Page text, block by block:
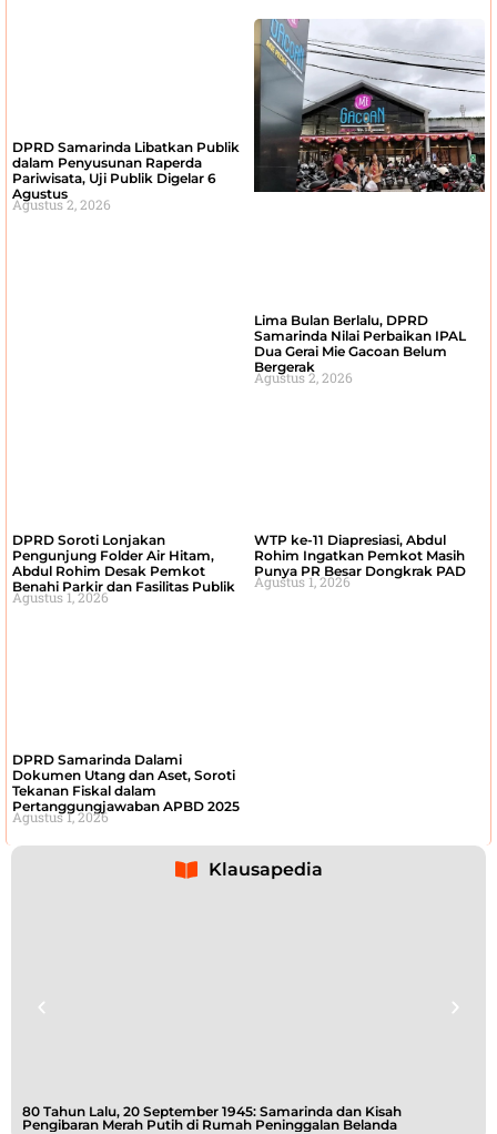
DPRD Samarinda Libatkan Publik
dalam Penyusunan Raperda
Pariwisata, Uji Publik Digelar 6
Agustus
Agustus 2, 2026
Lima Bulan Berlalu, DPRD
Samarinda Nilai Perbaikan IPAL
Dua Gerai Mie Gacoan Belum
Bergerak
Agustus 2, 2026
DPRD Soroti Lonjakan
Pengunjung Folder Air Hitam,
Abdul Rohim Desak Pemkot
Benahi Parkir dan Fasilitas Publik
Agustus 1, 2026
WTP ke-11 Diapresiasi, Abdul
Rohim Ingatkan Pemkot Masih
Punya PR Besar Dongkrak PAD
Agustus 1, 2026
DPRD Samarinda Dalami
Dokumen Utang dan Aset, Soroti
Tekanan Fiskal dalam
Pertanggungjawaban APBD 2025
Agustus 1, 2026
Klausapedia
80 Tahun Lalu, 20 September 1945: Samarinda dan Kisah
Pengibaran Merah Putih di Rumah Peninggalan Belanda